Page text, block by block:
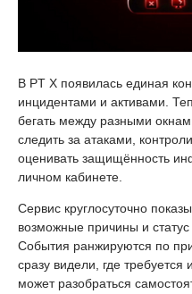
В PT X появилась единая
инцидентами и активами.
бегать между разными
следить за атаками,
оценивать защищённость
личном кабинете.
Сервис круглосуточно
возможные причины и статус
События ранжируются по
сразу видели, где требуется
может разобраться